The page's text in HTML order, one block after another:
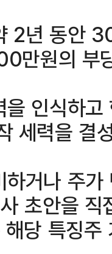
2년 동안
만원의 부
을 인식하
세력을 결
거나 주
초안을
당 특징